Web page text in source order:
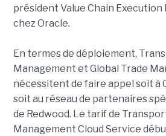
président Value Chain
chez Oracle.
En termes de déploiement,
Management et Global Trade
nécessitent de faire appel soit à
soit au réseau de partenaires
de Redwood. Le tarif de
Management Cloud Service